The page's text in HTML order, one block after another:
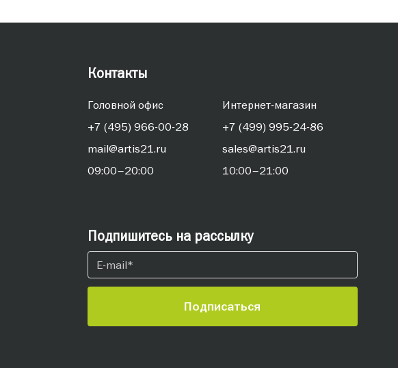
Контакты
Головной офис
+7 (495) 966-00-28
mail@artis21.ru
09:00–20:00
Интернет-магазин
+7 (499) 995-24-86
sales@artis21.ru
10:00–21:00
Подпишитесь на рассылку
Подписаться